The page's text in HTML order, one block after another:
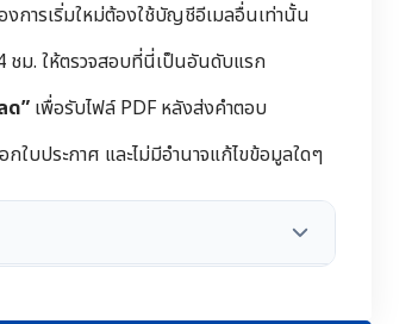
งการเริ่มใหม่ต้องใช้บัญชีอีเมลอื่นเท่านั้น
ชม. ให้ตรวจสอบที่นี่เป็นอันดับแรก
ด” เพื่อรับไฟล์ PDF หลังส่งคำตอบ
ใบประกาศ และไม่มีอำนาจแก้ไขข้อมูลใดๆ